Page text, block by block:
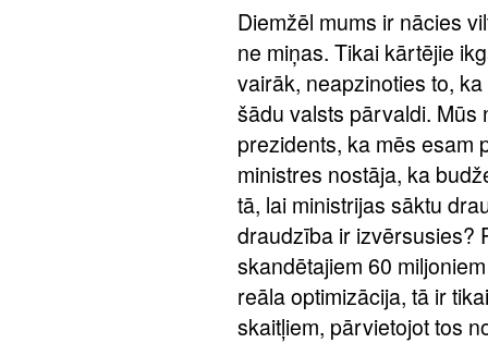
Diemžēl mums ir nācies
ne miņas. Tikai kārtējie
vairāk, neapzinoties to,
šādu valsts pārvaldi. Mūs
prezidents, ka mēs esam
ministres nostāja, ka
tā, lai ministrijas sāktu
draudzība ir izvērsusies?
skandētajiem 60
reāla optimizācija, tā ir
skaitļiem, pārvietojot tos